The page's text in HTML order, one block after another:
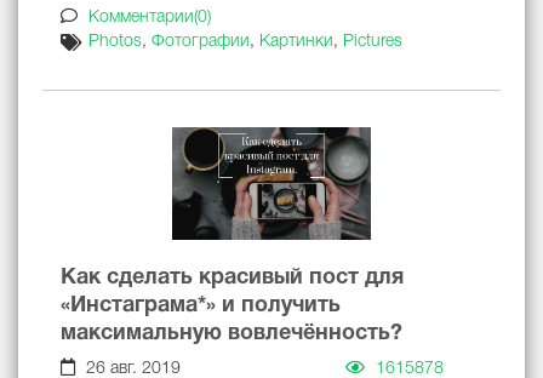
Комментарии(0)
Photos, Фотографии , Картинки , Pictures
Как сделать красивый пост для
«Инстаграма*» и получить
максимальную вовлечённость?
26 авг. 2019
1615878